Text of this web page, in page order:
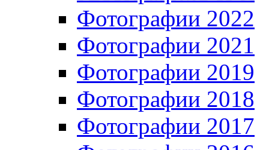
Фотографии 2022
Фотографии 2021
Фотографии 2019
Фотографии 2018
Фотографии 2017